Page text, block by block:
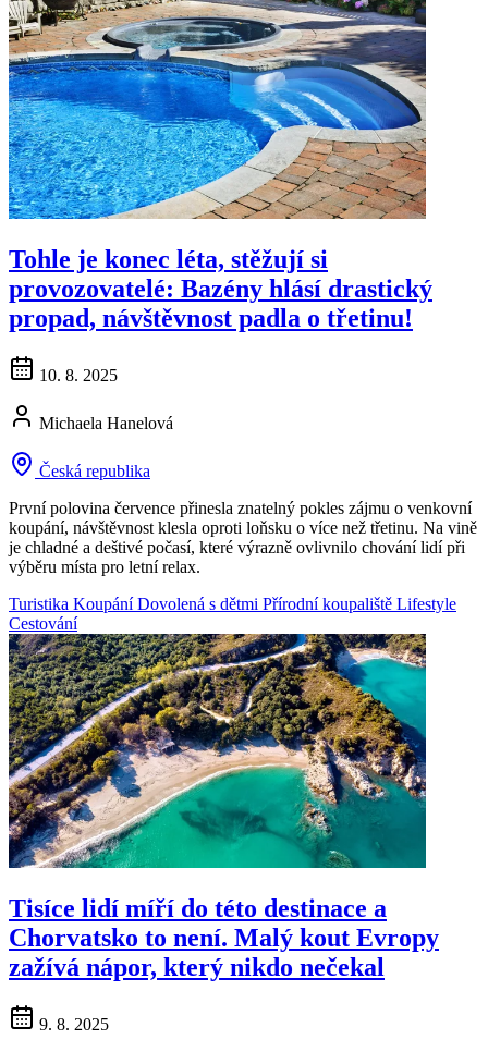
Tohle je konec léta, stěžují si
provozovatelé: Bazény hlásí drastický
propad, návštěvnost padla o třetinu!
10. 8. 2025
Michaela Hanelová
Česká republika
První polovina července přinesla znatelný pokles zájmu o venkovní
koupání, návštěvnost klesla oproti loňsku o více než třetinu. Na vině
je chladné a deštivé počasí, které výrazně ovlivnilo chování lidí při
výběru místa pro letní relax.
Turistika Koupání Dovolená s dětmi Přírodní koupaliště Lifestyle
Cestování
Tisíce lidí míří do této destinace a
Chorvatsko to není. Malý kout Evropy
zažívá nápor, který nikdo nečekal
9. 8. 2025